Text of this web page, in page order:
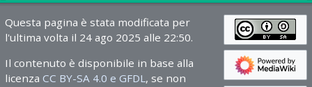
Questa pagina è stata modificata per
l'ultima volta il 24 ago 2025 alle 22:50.
Il contenuto è disponibile in base alla
licenza CC BY-SA 4.0 e GFDL , se non